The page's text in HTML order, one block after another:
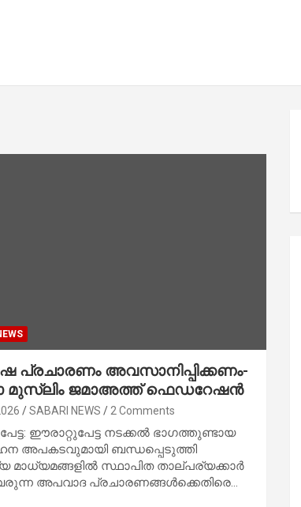
പ്രചാരണം അവസാനിപ്പിക്കണം-
മുസ്ലിം ജമാഅത്ത് ഫെഡറേഷൻ
SABARI NEWS 2 Comments
ഈരാറ്റുപേട്ട നടക്കൽ ഭാഗത്തുണ്ടായ
അപകടവുമായി ബന്ധപ്പെടുത്തി
സ്ഥാപിത താല്പര്യക്കാർ
അപവാദ പ്രചാരണങ്ങൾക്കെതിരെ…